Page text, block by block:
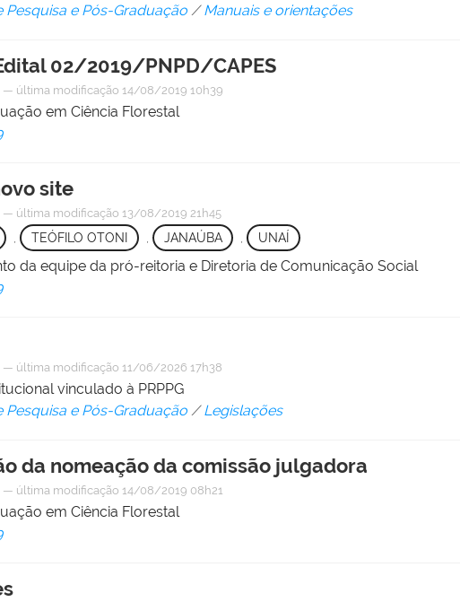
Pesquisa e Pós-Graduação /Manuais e orientações
02/2019/PNPD/CAPES
— última modificação 14/08/2019 10h39
em Ciência Florestal
site
— última modificação 13/08/2019 21h45
TEÓFILO OTONI JANAÚBA , UNAÍ
da equipe da pró-reitoria e Diretoria de Comunicação Social
— última modificação 11/06/2026 17h38
vinculado à PRPPG
Pesquisa e Pós-Graduação /Legislações
da nomeação da comissão julgadora
— última modificação 14/08/2019 08h21
em Ciência Florestal